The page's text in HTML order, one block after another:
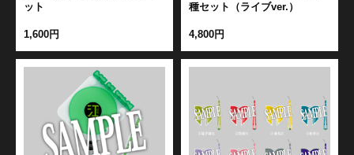
ット
1,600円
種セット（ライブver.）
4,800円